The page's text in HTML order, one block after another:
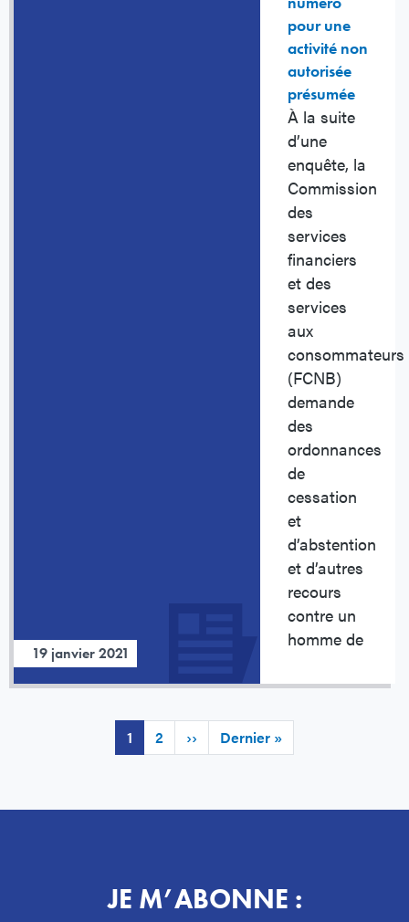
19 janvier 2021
pour une
activité non
autorisée
présumée
À la suite
d’une
enquête, la
Commission
des
services
financiers
et des
services
aux
consommateurs
(FCNB)
demande
des
ordonnances
de
cessation
et
d’abstention
et d’autres
recours
contre un
homme de
Page
courante
1 Page
2
Page
suivante
››
Dernière
page
Dernier »
JE M’ABONNE :